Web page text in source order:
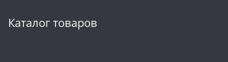
Каталог товаров